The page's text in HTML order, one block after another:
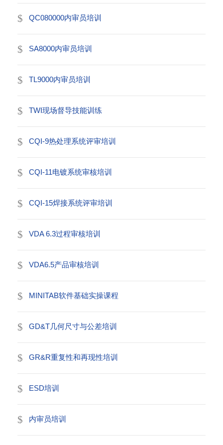
QC080000内审员培训
SA8000内审员培训
TL9000内审员培训
TWI现场督导技能训练
CQI-9热处理系统评审培训
CQI-11电镀系统审核培训
CQI-15焊接系统评审培训
VDA 6.3过程审核培训
VDA6.5产品审核培训
MINITAB软件基础实操课程
GD&T几何尺寸与公差培训
GR&R重复性和再现性培训
ESD培训
内审员培训